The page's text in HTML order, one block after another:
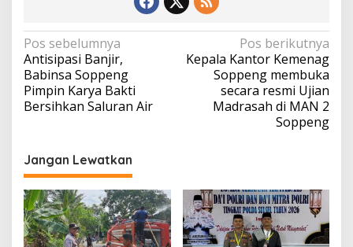
Navigasi
pos
Pos sebelumnya
Antisipasi Banjir,
Babinsa Soppeng
Pimpin Karya Bakti
Bersihkan Saluran Air
Pos berikutnya
Kepala Kantor Kemenag
Soppeng membuka
secara resmi Ujian
Madrasah di MAN 2
Soppeng
Jangan Lewatkan